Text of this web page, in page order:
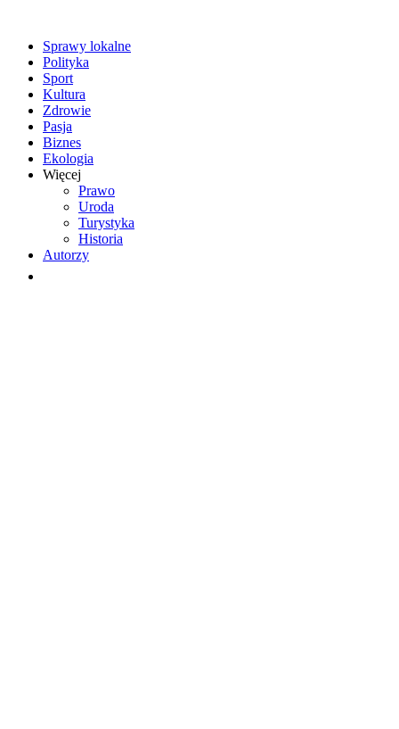
Sprawy lokalne
Polityka
Sport
Kultura
Zdrowie
Pasja
Biznes
Ekologia
Więcej
Prawo
Uroda
Turystyka
Historia
Autorzy